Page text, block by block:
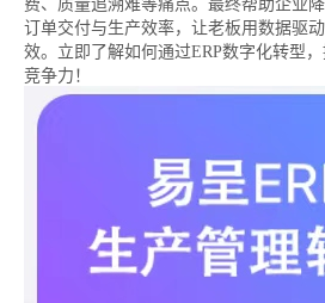
费、质量追溯难等痛点。最终帮助企业
订单交付与生产效率，让老板用数据驱
效。立即了解如何通过ERP数字化转型
竞争力！